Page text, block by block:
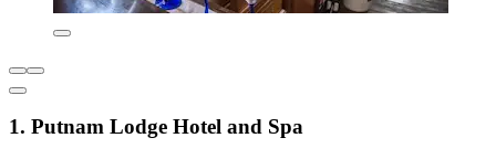
1. Putnam Lodge Hotel and Spa